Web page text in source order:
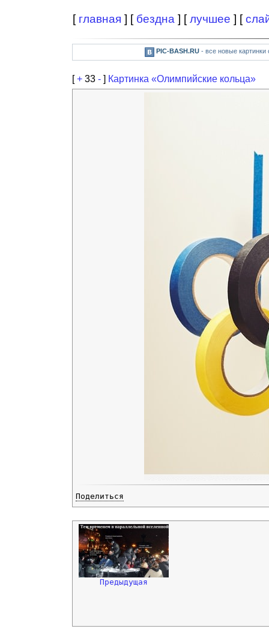
[ главная ] [ бездна ] [лучшее ] [
PIC-BASH.RU- все новые картинки
[+ 33 - ] Картинка «Олимпийские кольца»
Поделиться
Предыдущая